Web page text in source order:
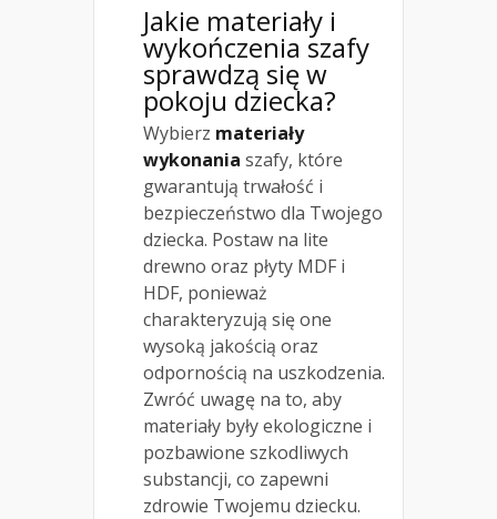
Jakie materiały i
wykończenia szafy
sprawdzą się w
pokoju dziecka?
Wybierz materiały
wykonania szafy, które
gwarantują trwałość i
bezpieczeństwo dla Twojego
dziecka. Postaw na lite
drewno oraz płyty MDF i
HDF, ponieważ
charakteryzują się one
wysoką jakością oraz
odpornością na uszkodzenia.
Zwróć uwagę na to, aby
materiały były ekologiczne i
pozbawione szkodliwych
substancji, co zapewni
zdrowie Twojemu dziecku.